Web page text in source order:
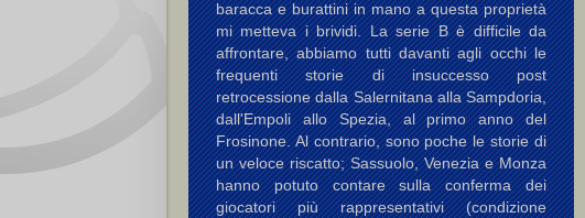
baracca e burattini in mano a questa proprietà
mi metteva i brividi. La serie B è difficile da
affrontare, abbiamo tutti davanti agli occhi le
frequenti storie di insuccesso post
retrocessione dalla Salernitana alla Sampdoria,
dall'Empoli allo Spezia, al primo anno del
Frosinone. Al contrario, sono poche le storie di
un veloce riscatto; Sassuolo, Venezia e Monza
hanno potuto contare sulla conferma dei
giocatori più rappresentativi (condizione